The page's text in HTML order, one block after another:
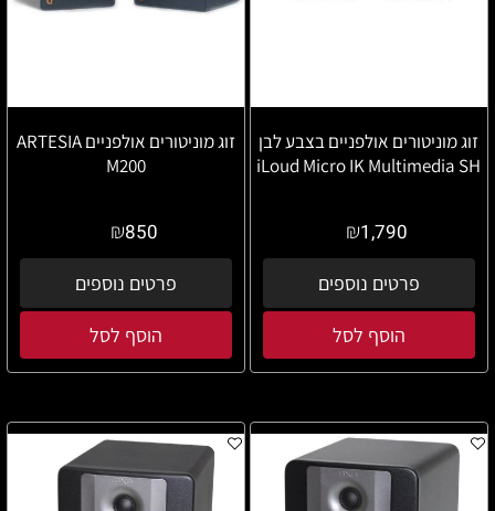
זוג מוניטורים אולפניים בצבע לבן
iLoud Micro IK Multimedia SH
₪1,790
פרטים נוספים
הוסף לסל
זוג מוניטורים אולפניים ARTESIA
M200
₪850
פרטים נוספים
הוסף לסל